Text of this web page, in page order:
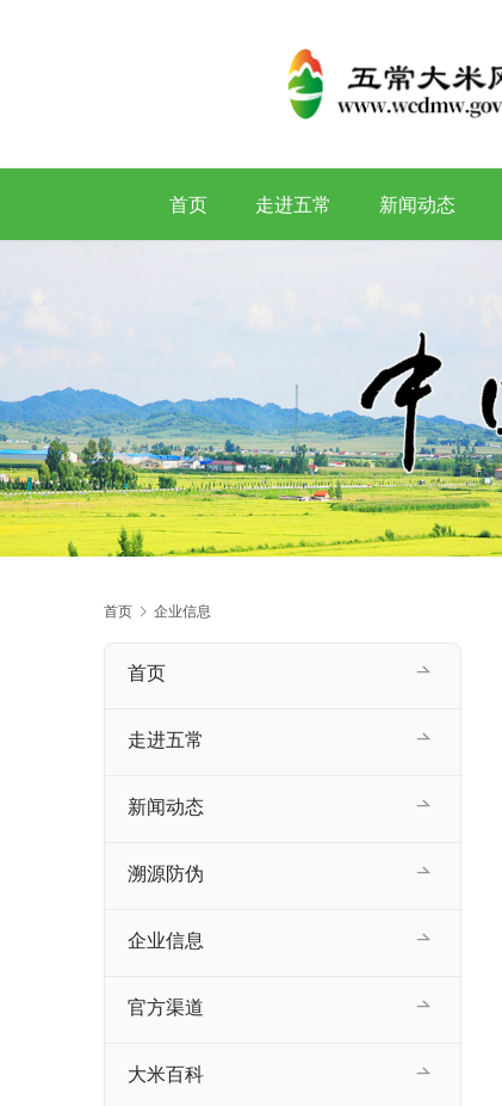
首页 走进五常 新闻动态
首页 企业信息
首页
走进五常
新闻动态
溯源防伪
企业信息
官方渠道
大米百科